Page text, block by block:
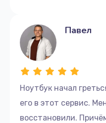
Ноутбук начал
его в этот сервис.
восстановили.
Павел